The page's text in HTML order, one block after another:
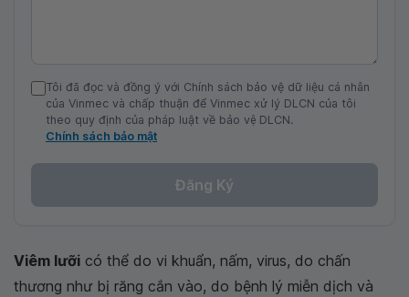
Tôi đã đọc và đồng ý với Chính sách bảo vệ dữ liệu cá nhân
của Vinmec và chấp thuận để Vinmec xử lý DLCN của tôi
theo quy định của pháp luật về bảo vệ DLCN.
Chính sách bảo mật
Đăng Ký
Viêm lưỡi có thể do vi khuẩn, nấm, virus, do chấn
thương như bị răng cắn vào, do bệnh lý miễn dịch và